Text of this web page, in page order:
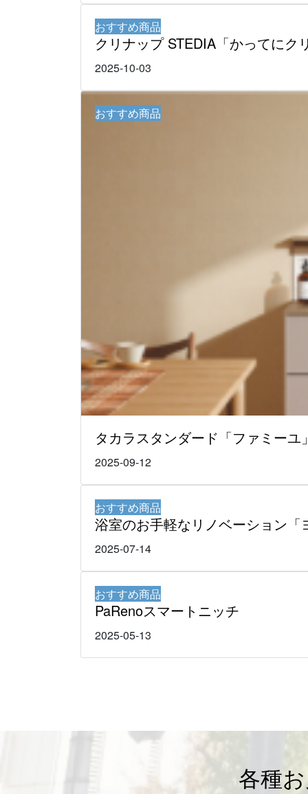
おすすめ商品
クリナップ STEDIA「かってにク
2025-10-03
おすすめ商品
タカラスタンダード「ファミーユ
2025-09-12
おすすめ商品
浴室のお手軽なリノベーション「
2025-07-14
おすすめ商品
PaRenoスマートニッチ
2025-05-13
各種